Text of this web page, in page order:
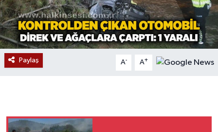
Paylaş A- A+
DUNYA
Düzce
Eğitim
Genel